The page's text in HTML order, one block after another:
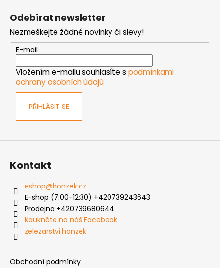
p
r
v
k
y
u
í
Odebírat newsletter
Nezmeškejte žádné novinky či slevy!
E-mail
Vložením e-mailu souhlasíte s podmínkami
ochrany osobních údajů
PŘIHLÁSIT SE
Kontakt
eshop@honzek.cz
E-shop (7:00-12:30) +420739243643
Prodejna +420739680644
Koukněte na náš Facebook
zelezarstvi.honzek
Obchodní podmínky